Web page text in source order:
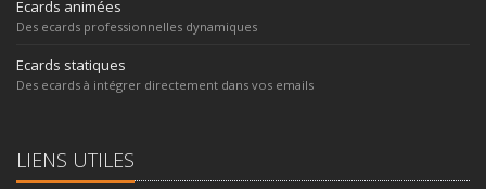
Ecards animées
Des ecards professionnelles dynamiques
Ecards statiques
Des ecards à intégrer directement dans vos emails
LIENS UTILES